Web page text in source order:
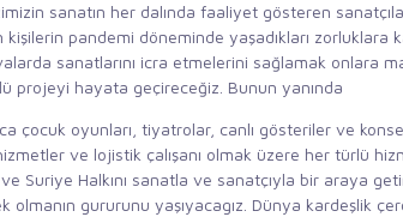
sanatın her dalında faaliyet gösteren
kişilerin pandemi döneminde yaşadıkları zorluklara
sanatlarını icra etmelerini sağlamak onlara
projeyi hayata geçireceğiz. Bunun yanında
çocuk oyunları, tiyatrolar, canlı gösteriler ve
ve lojistik çalışanı olmak üzere her türlü
ve Suriye Halkını sanatla ve sanatçıyla bir araya
olmanın gururunu yaşıyacagız. Dünya kardeşlik